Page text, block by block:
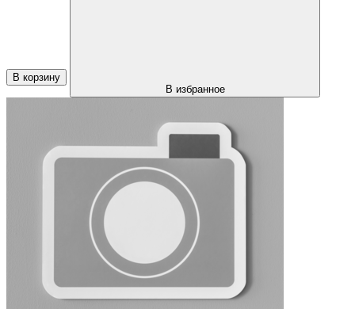
В корзину
В избранное